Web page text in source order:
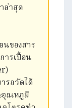
ล่าสุด
ของสาร
ารเปื้อน
รถวัดได้
อุณหภูมิ